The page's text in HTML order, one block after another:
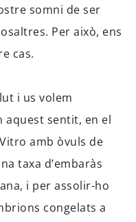
somni de ser
Per això, ens
cas.
i us volem
aquest sentit, en el
amb òvuls de
taxa d’embaràs
i per assolir-ho
congelats a